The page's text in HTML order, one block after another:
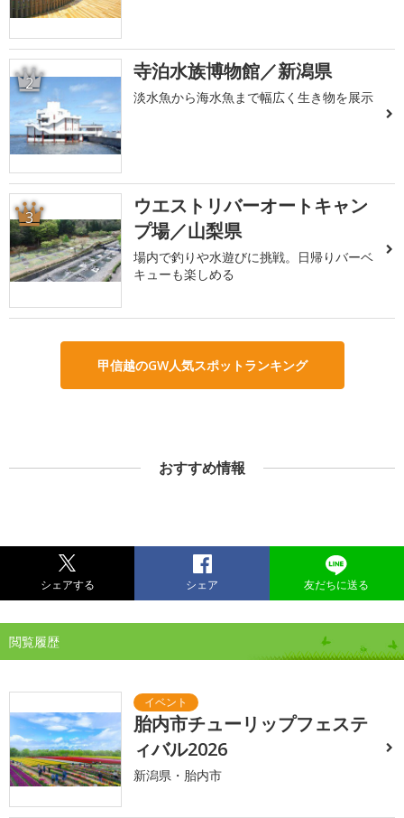
2 寺泊水族博物館／新潟県
淡水魚から海水魚まで幅広く生き物を展示
3
ウエストリバーオートキャン
プ場／山梨県
場内で釣りや水遊びに挑戦。日帰りバーベ
キューも楽しめる
甲信越のGW人気スポットランキング
おすすめ情報
シェアする シェア 友だちに送る
閲覧履歴
胎内市チューリップフェステ
ィバル2026
新潟県・胎内市